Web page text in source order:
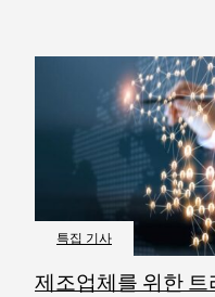
특집 기사
제조업체를 위한